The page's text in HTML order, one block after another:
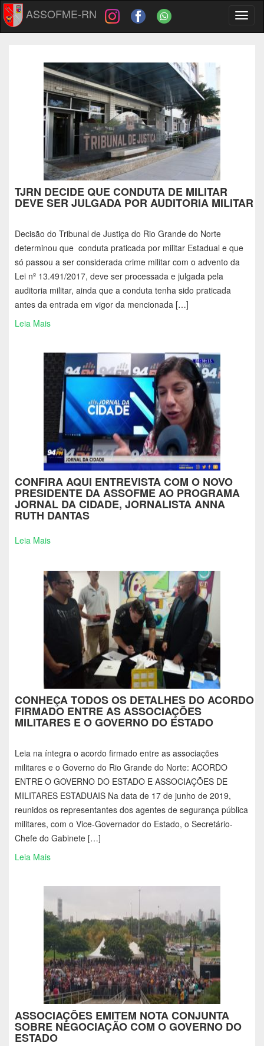
ASSOFME-RN
TJRN DECIDE QUE CONDUTA DE MILITAR
DEVE SER JULGADA POR AUDITORIA MILITAR
Decisão do Tribunal de Justiça do Rio Grande do Norte
determinou que conduta praticada por militar Estadual e que
só passou a ser considerada crime militar com o advento da
Lei nº 13.491/2017, deve ser processada e julgada pela
auditoria militar, ainda que a conduta tenha sido praticada
antes da entrada em vigor da mencionada […]
Leia Mais
CONFIRA AQUI ENTREVISTA COM O NOVO
PRESIDENTE DA ASSOFME AO PROGRAMA
JORNAL DA CIDADE, JORNALISTA ANNA
RUTH DANTAS
Leia Mais
CONHEÇA TODOS OS DETALHES DO ACORDO
FIRMADO ENTRE AS ASSOCIAÇÕES
MILITARES E O GOVERNO DO ESTADO
Leia na íntegra o acordo firmado entre as associações
militares e o Governo do Rio Grande do Norte: ACORDO
ENTRE O GOVERNO DO ESTADO E ASSOCIAÇÕES DE
MILITARES ESTADUAIS Na data de 17 de junho de 2019,
reunidos os representantes dos agentes de segurança pública
militares, com o Vice-Governador do Estado, o Secretário-
Chefe do Gabinete […]
Leia Mais
ASSOCIAÇÕES EMITEM NOTA CONJUNTA
SOBRE NEGOCIAÇÃO COM O GOVERNO DO
ESTADO